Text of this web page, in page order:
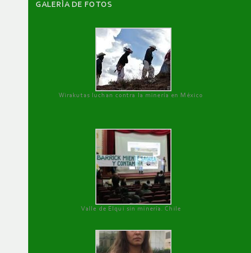
GALERÌA DE FOTOS
Wirakutas luchan contra la minería en México
Valle de Elqui sin minería. Chile